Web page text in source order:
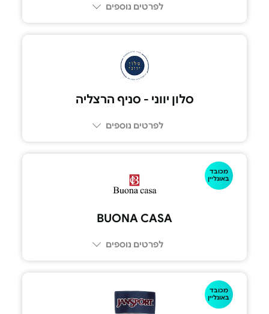
לפרטים נוספים
סלון יווני - סניף הרצליה
לפרטים נוספים
מכובד
באונליין
BUONA CASA‏
לפרטים נוספים
מכובד
באונליין